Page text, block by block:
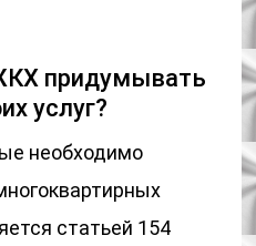
придумывать
услуг?
необходимо
статьей 154